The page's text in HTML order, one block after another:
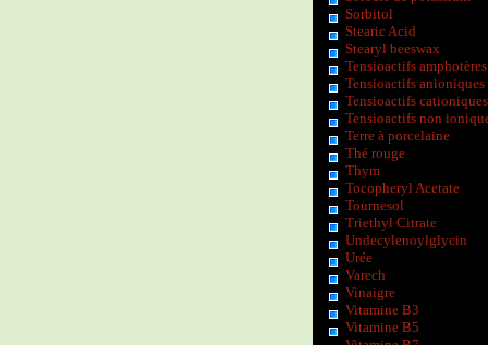
Sorbitol
Stearic Acid
Stearyl beeswax
Tensioactifs amphotères
Tensioactifs anioniques
Tensioactifs cationiques
Tensioactifs non
Terre à porcelaine
Thé rouge
Thym
Tocopheryl Acetate
Tournesol
Triethyl Citrate
Undecylenoylglycin
Urée
Varech
Vinaigre
Vitamine B3
Vitamine B5